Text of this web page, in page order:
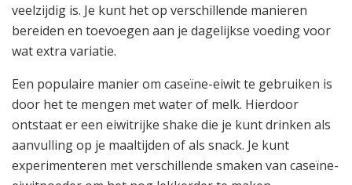
veelzijdig is. Je kunt het op verschillende manieren
bereiden en toevoegen aan je dagelijkse voeding voor
wat extra variatie.
Een populaire manier om caseïne-eiwit te gebruiken is
door het te mengen met water of melk. Hierdoor
ontstaat er een eiwitrijke shake die je kunt drinken als
aanvulling op je maaltijden of als snack. Je kunt
experimenteren met verschillende smaken van caseïne-